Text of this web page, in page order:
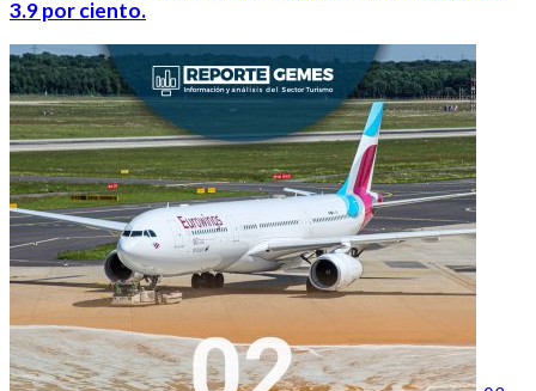
3.9 por ciento.